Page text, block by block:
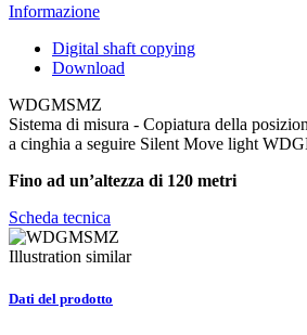
Informazione
Digital shaft copying
Download
WDGMSMZ
Sistema di misura - Copiatura della
a cinghia a seguire Silent Move light
Fino ad un’altezza di 120 metri
Scheda tecnica
Illustration similar
Dati del prodotto